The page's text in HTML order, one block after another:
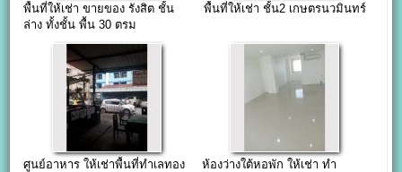
พื้นที่ให้เช่า ขายของ รังสิต ชั้น
ล่าง ทั้งชั้น พื้น 30 ตรม
พื้นที่ให้เช่า ชั้น2 เกษตรนวมินทร์
ศูนย์อาหาร ให้เช่าพื้นที่ทำเลทอง
ห้องว่างใต้หอพัก ให้เช่า ทำ